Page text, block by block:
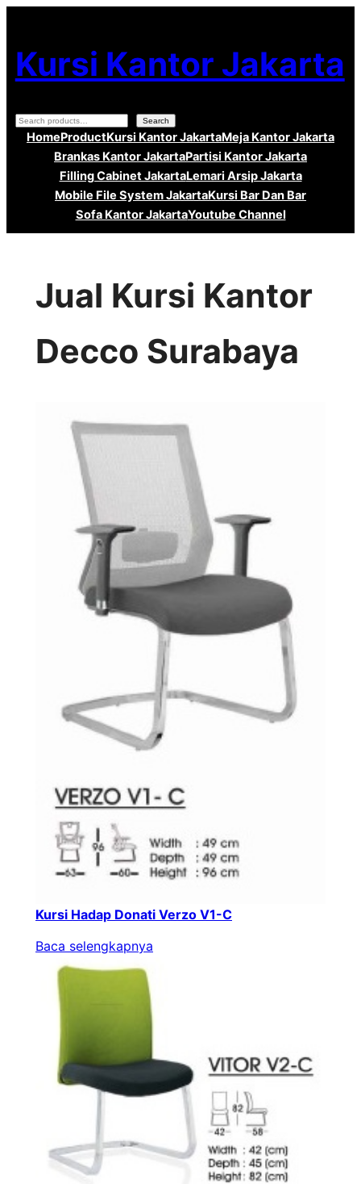
ke
konten
Kursi Kantor Jakarta
Search Search
HomeProductKursi Kantor JakartaMeja Kantor Jakarta
Brankas Kantor JakartaPartisi Kantor Jakarta
Filling Cabinet JakartaLemari Arsip Jakarta
Mobile File System JakartaKursi Bar Dan Bar
Sofa Kantor JakartaYoutube Channel
Jual Kursi Kantor
Decco Surabaya
Kursi Hadap Donati Verzo V1-C
Baca selengkapnya